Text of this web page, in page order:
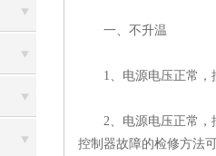
一、不升温
1、电源电压正常，控
2、电源电压正常，控
控制器故障的检修方法